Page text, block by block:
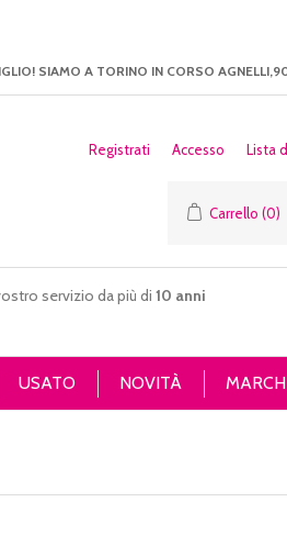
SIAMO A TORINO IN CORSO
Registrati Accesso Lista
Carrello (0)
servizio da più di 10 anni
USATO NOVITÀ